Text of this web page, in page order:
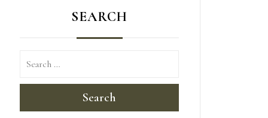
SEARCH
Search